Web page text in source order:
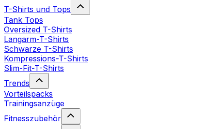
T-Shirts und Tops
Tank Tops
Oversized T-Shirts
Langarm-T-Shirts
Schwarze T-Shirts
Kompressions-T-Shirts
Slim-Fit-T-Shirts
Trends
Vorteilspacks
Trainingsanzüge
Fitnesszubehör